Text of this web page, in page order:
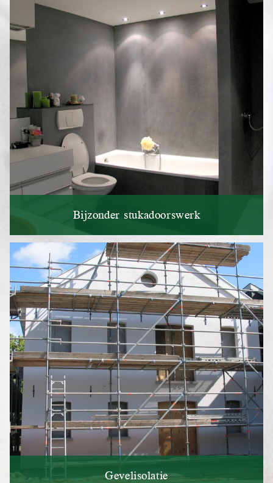
Bijzonder stukadoorswerk
Gevelisolatie